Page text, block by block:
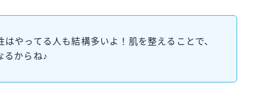
やってる人も結構多いよ！肌を整えることで、
るからね♪